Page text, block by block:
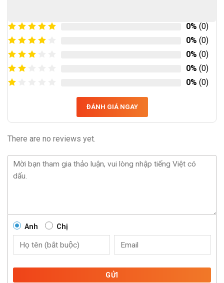
0% (0)
0% (0)
0% (0)
0% (0)
0% (0)
ĐÁNH GIÁ NGAY
There are no reviews yet.
Anh Chị
GỬI